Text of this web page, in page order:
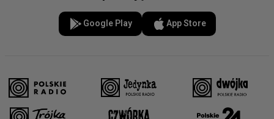
Google Play App Store